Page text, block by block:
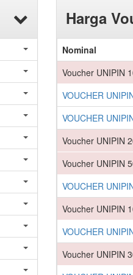
Harga
Nominal
Voucher UNIPIN
VOUCHER
VOUCHER
Voucher UNIPIN
Voucher UNIPIN
VOUCHER
Voucher UNIPIN
VOUCHER
Voucher UNIPIN